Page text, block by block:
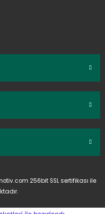
256bit SSL sertifikası ile